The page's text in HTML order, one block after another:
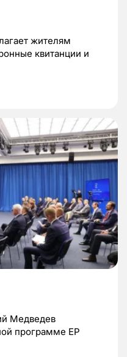
жителям
квитанции и
Медведев
программе ЕР